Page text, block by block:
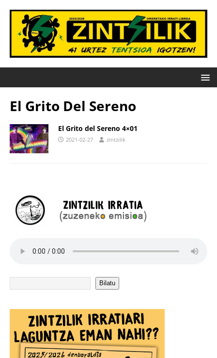
El Grito Del Sereno
El Grito del Sereno 4×01
2021-02-27 zintzilik
Bilatu